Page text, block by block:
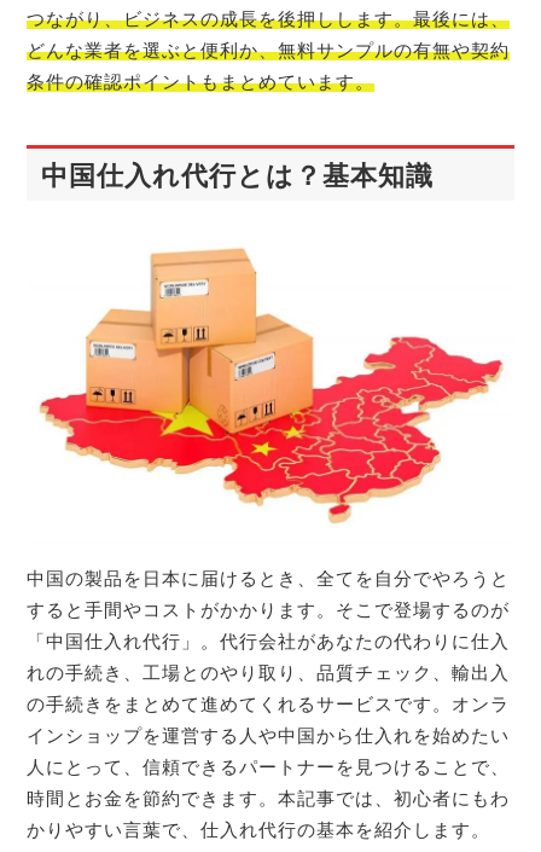
つながり、ビジネスの成長を後押しします。最後には、
どんな業者を選ぶと便利か、無料サンプルの有無や契約
条件の確認ポイントもまとめています。
中国仕入れ代行とは？基本知識
中国の製品を日本に届けるとき、全てを自分でやろうと
すると手間やコストがかかります。そこで登場するのが
「中国仕入れ代行」。代行会社があなたの代わりに仕入
れの手続き、工場とのやり取り、品質チェック、輸出入
の手続きをまとめて進めてくれるサービスです。オンラ
インショップを運営する人や中国から仕入れを始めたい
人にとって、信頼できるパートナーを見つけることで、
時間とお金を節約できます。本記事では、初心者にもわ
かりやすい言葉で、仕入れ代行の基本を紹介します。